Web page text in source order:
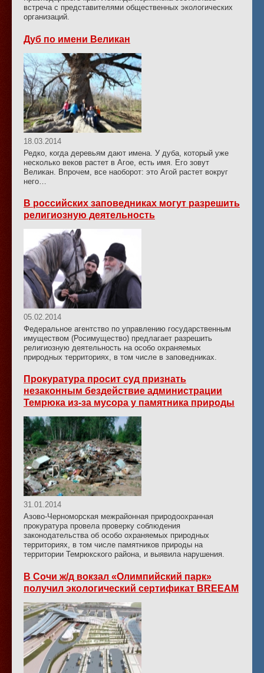
встреча с представителями общественных экологических
организаций.
Дуб по имени Великан
18.03.2014
Редко, когда деревьям дают имена. У дуба, который уже
несколько веков растет в Агое, есть имя. Его зовут
Великан. Впрочем, все наоборот: это Агой растет вокруг
него…
В российских заповедниках могут разрешить
религиозную деятельность
05.02.2014
Федеральное агентство по управлению государственным
имуществом (Росимущество) предлагает разрешить
религиозную деятельность на особо охраняемых
природных территориях, в том числе в заповедниках.
Прокуратура просит суд признать
незаконным бездействие администрации
Темрюка из-за мусора у памятника природы
31.01.2014
Азово-Черноморская межрайонная природоохранная
прокуратура провела проверку соблюдения
законодательства об особо охраняемых природных
территориях, в том числе памятников природы на
территории Темрюкского района, и выявила нарушения.
В Сочи ж/д вокзал «Олимпийский парк»
получил экологический сертификат BREEAM